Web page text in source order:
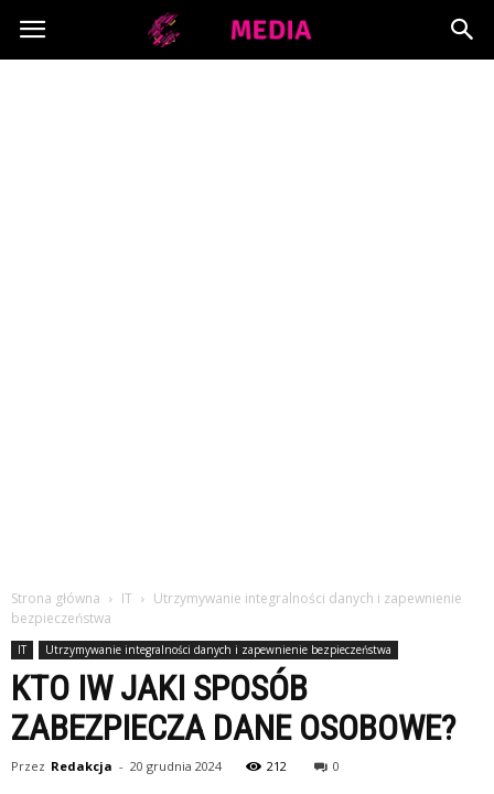
Copymedia.pl
Strona główna IT
Utrzymywanie integralności danych i zapewnienie
bezpieczeństwa
IT Utrzymywanie integralności danych i zapewnienie bezpieczeństwa
KTO IW JAKI SPOSÓB
ZABEZPIECZA DANE OSOBOWE?
Przez Redakcja - 20 grudnia 2024 212 0